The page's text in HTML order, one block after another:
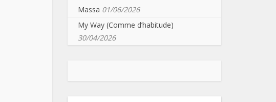
Massa 01/06/2026
My Way (Comme d’habitude)
30/04/2026